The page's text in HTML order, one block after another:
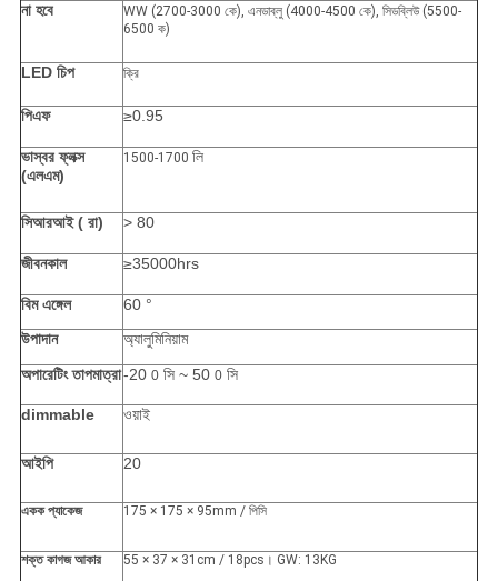
না হবে
WW (2700-3000 কে), এনডাব্লু (4000-4500 কে), সিডব্লিউ (5500-
6500 ক)
LED চিপ ক্রি
পিএফ ≥0.95
ভাস্বর ফ্লক্স
(এলএম)
1500-1700 লি
সিআরআই ( রা) > 80
জীবনকাল ≥35000hrs
বিম এঙ্গেল
60 °
উপাদান
অ্যালুমিনিয়াম
অপারেটিং তাপমাত্রা-20 0সি ~ 50 0সি
dimmable ওয়াই
আইপি 20
একক প্যাকেজ 175 × 175 × 95mm / পিসি
শক্ত কাগজ আকার 55 × 37 × 31cm / 18pcs। GW: 13KG